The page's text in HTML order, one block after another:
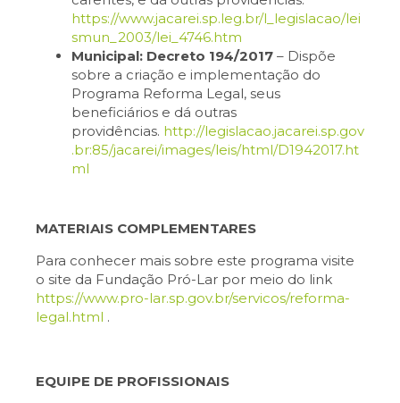
https://www.jacarei.sp.leg.br/l_legislacao/lei
smun_2003/lei_4746.htm
Municipal: Decreto 194/2017 – Dispõe
sobre a criação e implementação do
Programa Reforma Legal, seus
beneficiários e dá outras
providências. http://legislacao.jacarei.sp.gov
.br:85/jacarei/images/leis/html/D1942017.ht
ml
MATERIAIS COMPLEMENTARES
Para conhecer mais sobre este programa visite
o site da Fundação Pró-Lar por meio do link
https://www.pro-lar.sp.gov.br/servicos/reforma-
legal.html .
EQUIPE DE PROFISSIONAIS